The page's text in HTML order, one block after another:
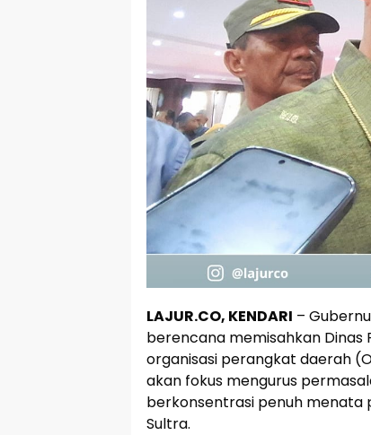
LAJUR.CO, KENDARI –
berencana memisahkan Dinas
organisasi perangkat daerah
akan fokus mengurus
berkonsentrasi penuh menata
Sultra.